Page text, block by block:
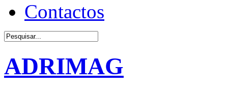
Contactos
ADRIMAG